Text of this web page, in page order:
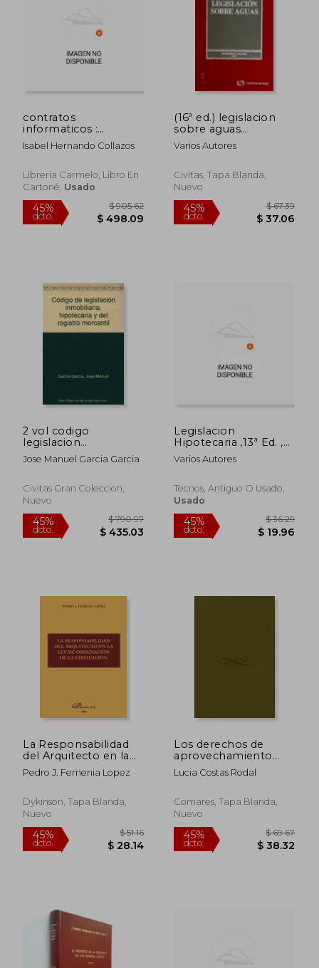
45%
contratos
informaticos :
derecho
informatico:legislacion
Isabel Hernando Collazos
Libreria Carmelo, Libro En
Cartoné, Usado
45% $ 905.62
(16ª ed.) legislacion
sobre aguas
(Bibliot.Legislacion
2010)
Varios Autores
Civitas, Tapa Blanda,
Nuevo
45%
2 vol codigo
legislacion
inmobiliaria
hipotecaria
Jose Manuel Garcia Garcia
Civitas Gran Coleccion,
Nuevo
45% $ 790.97
Legislacion
Hipotecaria ,13ª Ed. ,
1998
Varios Autores
Tecnos, Antiguo O Usado,
Usado
45%
La Responsabilidad
del Arquitecto en la
ley de Ordenacion de
la e Dificacion
Pedro J. Femenia Lopez
Dykinson, Tapa Blanda,
Nuevo
Los derechos de
aprovechamiento
por turno
Lucia Costas Rodal
Comares, Tapa Blanda,
Nuevo